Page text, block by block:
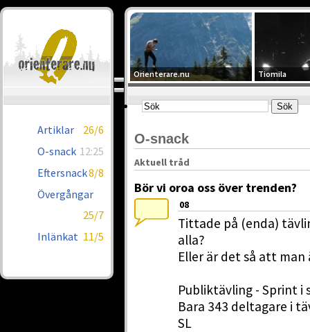
Artiklar
26/6
O-snack 12:25
Eftersnack8/8
Övergångar
25/7
Inlänkat 11/5
Orienterare.nu Tiomila
O-snack
Aktuell tråd
Bör vi oroa oss över trenden?
08
Tittade på (enda)
alla?
Eller är det så att
Publiktävling - Sprint i
Bara 343 deltagare i
SL